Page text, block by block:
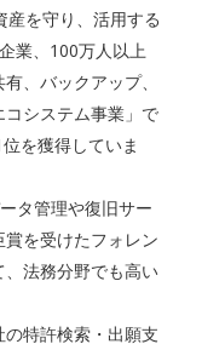
を守り、活用する
業、100万人以上
、バックアップ、
システム事業」で
を獲得していま
タ管理や復旧サー
を受けたフォレン
法務分野でも高い
特許検索・出願支